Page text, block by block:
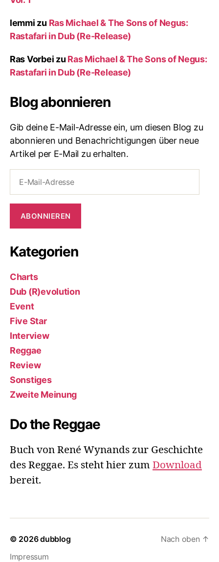
lemmi zu Ras Michael & The Sons of Negus:
Rastafari in Dub (Re-Release)
Ras Vorbei zu Ras Michael & The Sons of Negus:
Rastafari in Dub (Re-Release)
Blog abonnieren
Gib deine E-Mail-Adresse ein, um diesen Blog zu
abonnieren und Benachrichtigungen über neue
Artikel per E-Mail zu erhalten.
Mail-
ABONNIEREN
Kategorien
Charts
Dub (R)evolution
Event
Five Star
Interview
Reggae
Review
Sonstiges
Zweite Meinung
Do the Reggae
Buch von René Wynands zur Geschichte
des Reggae. Es steht hier zum Download
bereit.
© 2026dubblog
Impressum
Nach oben ↑